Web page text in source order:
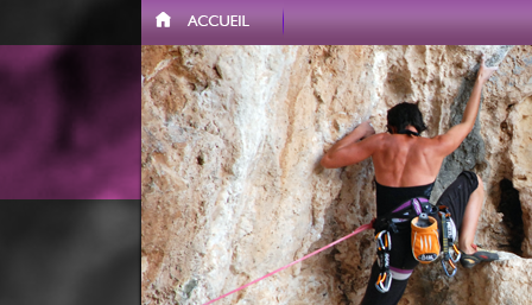
Accueil